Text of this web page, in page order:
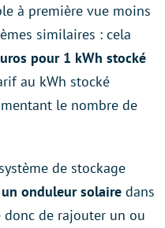
à première vue moins
similaires : cela
pour 1 kWh stocké
au kWh stocké
le nombre de
de stockage
onduleur solaire dans
de rajouter un ou